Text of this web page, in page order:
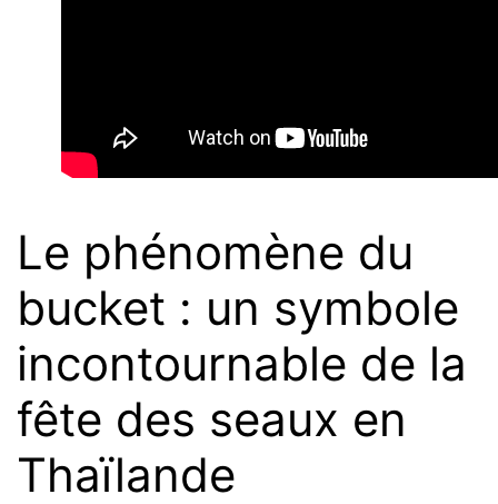
Le phénomène du
bucket : un symbole
incontournable de la
fête des seaux en
Thaïlande